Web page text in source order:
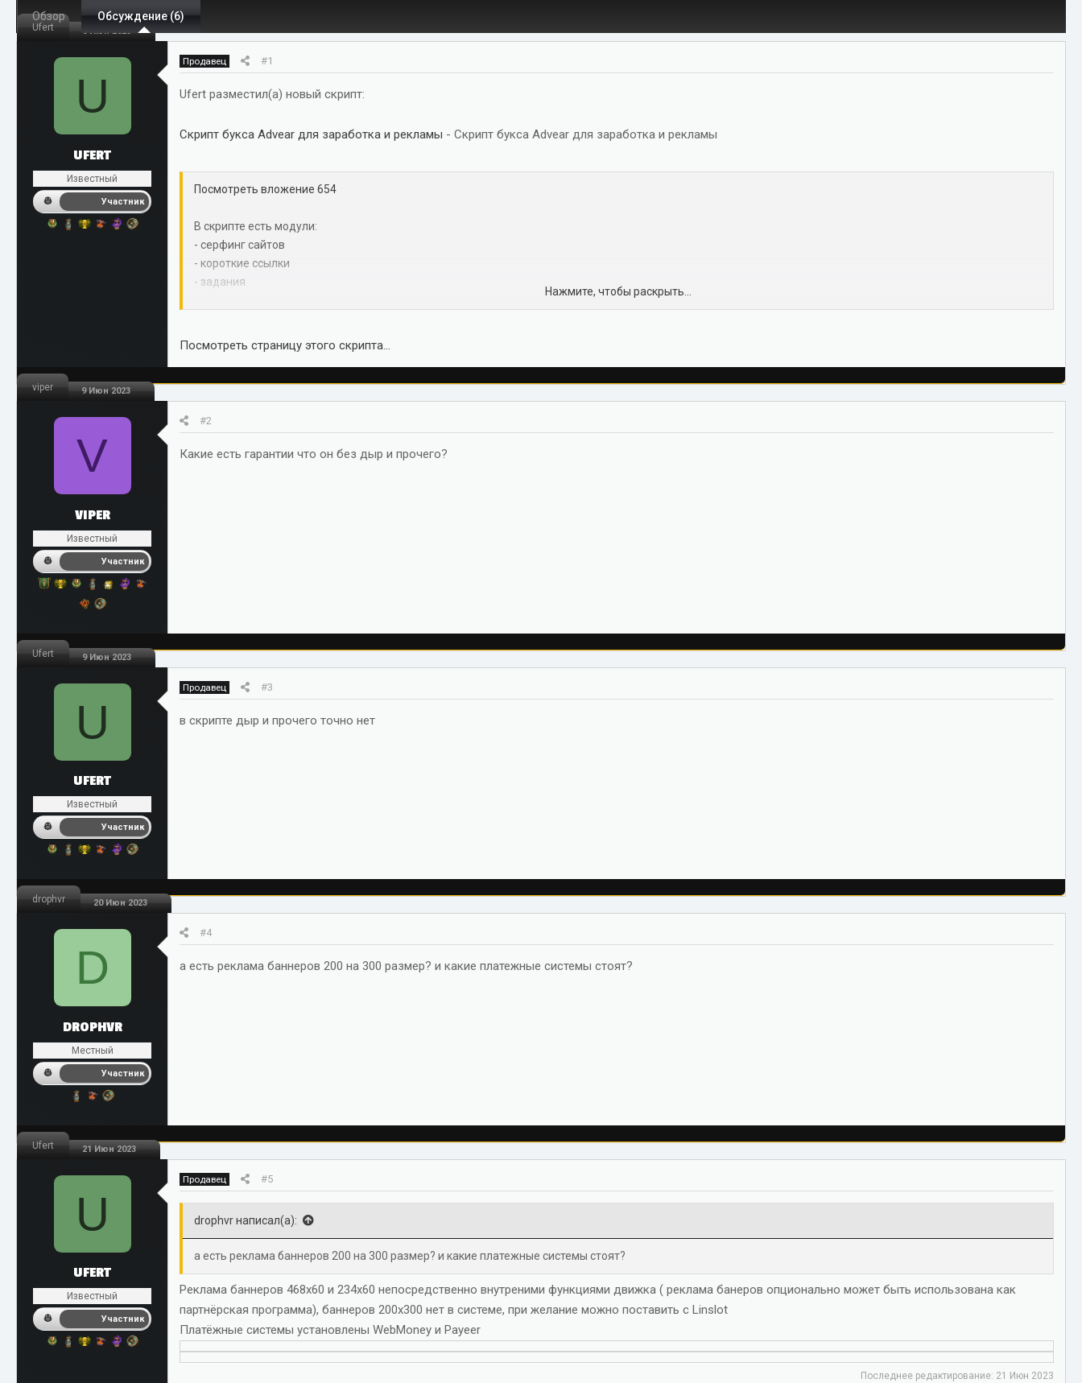
т
о
м
т
а
л
Обзор Обсуждение (6)
Ufert 6 Июн 2023
U
UFERT
Известный
Участник
Продавец #1
Ufert разместил(а) новый скрипт:
Скрипт букса Advear для заработка и рекламы - Скрипт букса Advear для заработка и рекламы
Посмотреть вложение 654
В скрипте есть модули:
- серфинг сайтов
- короткие ссылки
- задания
- Ютюб реклама
В архиве полная подробная инструкция по установке и настройке.
https://via3min.ru/
Нажмите, чтобы раскрыть...
Посмотреть страницу этого скрипта...
viper 9 Июн 2023
V
VIPER
Известный
Участник
#2
Какие есть гарантии что он без дыр и прочего?
Ufert 9 Июн 2023
U
UFERT
Известный
Участник
Продавец #3
в скрипте дыр и прочего точно нет
drophvr 20 Июн 2023
D
DROPHVR
Местный
Участник
#4
а есть реклама баннеров 200 на 300 размер? и какие платежные системы стоят?
Ufert 21 Июн 2023
U
UFERT
Известный
Участник
Продавец #5
drophvr написал(а):
а есть реклама баннеров 200 на 300 размер? и какие платежные системы стоят?
Реклама баннеров 468х60 и 234х60 непосредственно внутреними функциями движка ( реклама банеров опционально может быть использована как
партнёрская программа), баннеров 200х300 нет в системе, при желание можно поставить с Linslot
Платёжные системы установлены WebMoney и Payeer
Последнее редактирование: 21 Июн 2023